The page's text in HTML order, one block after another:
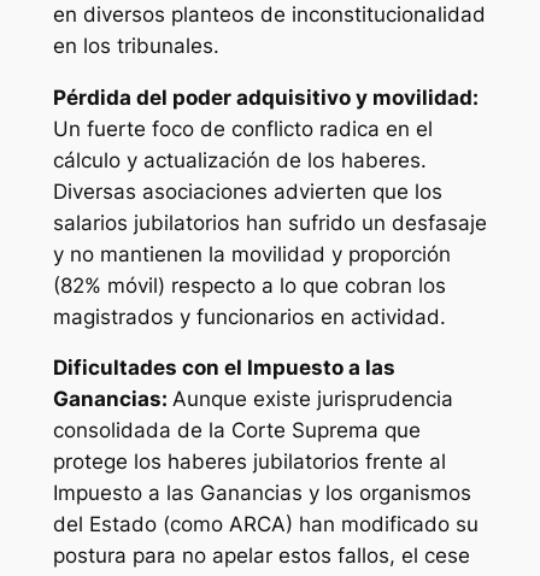
en diversos planteos de inconstitucionalidad
en los tribunales.
Pérdida del poder adquisitivo y movilidad:
Un fuerte foco de conflicto radica en el
cálculo y actualización de los haberes.
Diversas asociaciones advierten que los
salarios jubilatorios han sufrido un desfasaje
y no mantienen la movilidad y proporción
(82% móvil) respecto a lo que cobran los
magistrados y funcionarios en actividad.
Dificultades con el Impuesto a las
Ganancias: Aunque existe jurisprudencia
consolidada de la Corte Suprema que
protege los haberes jubilatorios frente al
Impuesto a las Ganancias y los organismos
del Estado (como ARCA) han modificado su
postura para no apelar estos fallos, el cese